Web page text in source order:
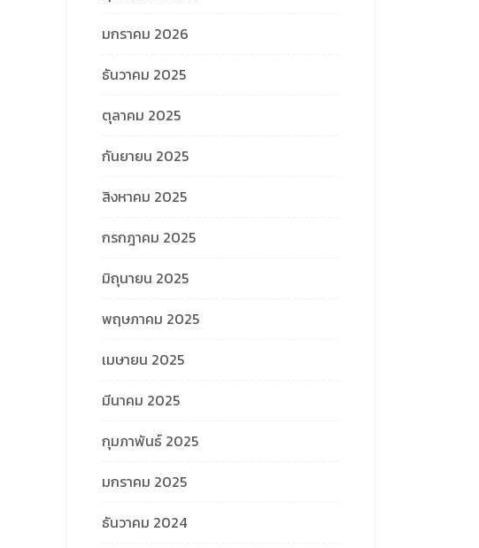
มกราคม 2026
ธันวาคม 2025
ตุลาคม 2025
กันยายน 2025
สิงหาคม 2025
กรกฎาคม 2025
มิถุนายน 2025
พฤษภาคม 2025
เมษายน 2025
มีนาคม 2025
กุมภาพันธ์ 2025
มกราคม 2025
ธันวาคม 2024